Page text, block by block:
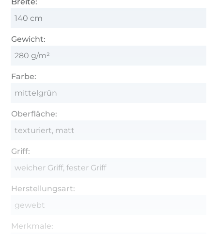
140 cm
Gewicht:
280 g/m²
Farbe:
mittelgrün
Oberfläche:
texturiert, matt
Griff:
weicher Griff, fester Griff
Herstellungsart:
gewebt
Merkmale: